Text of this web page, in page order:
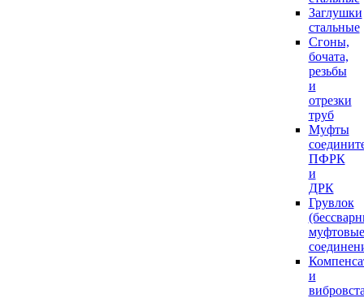
Заглушки
стальные
Сгоны,
бочата,
резьбы
и
отрезки
труб
Муфты
ПФРК
и
ДРК
Грувлок
муфтовые
и